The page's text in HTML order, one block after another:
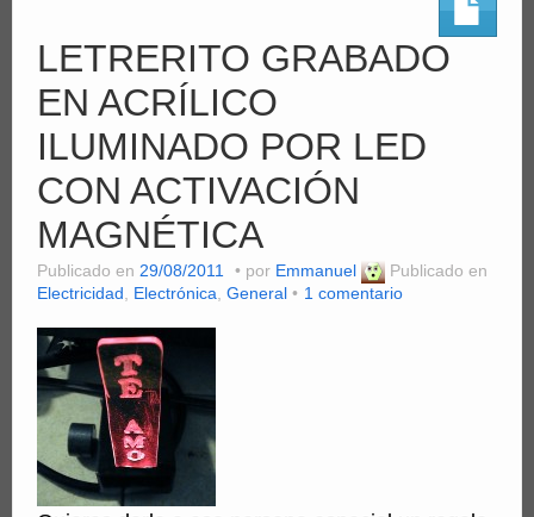
LETRERITO GRABADO
EN ACRÍLICO
ILUMINADO POR LED
CON ACTIVACIÓN
MAGNÉTICA
Publicado en 29/08/2011 por Emmanuel
Publicado en
Electricidad
Electrónica General 1 comentario